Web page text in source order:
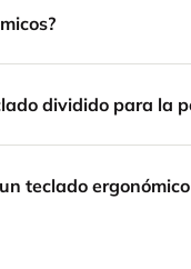
dividido para la
teclado